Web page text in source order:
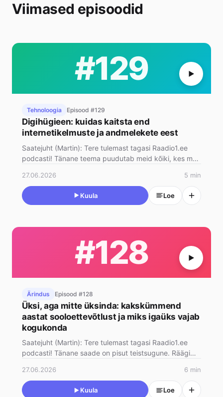
Viimased episoodid
#129
Tehnoloogia Episood #129
Digihügieen: kuidas kaitsta end
internetikelmuste ja andmelekete eest
Saatejuht (Martin): Tere tulemast tagasi Raadio1.ee
podcasti! Tänane teema puudutab meid kõiki, kes me
27.06.2026 5 min
Kuula Loe
#128
Ärindus Episood #128
Üksi, aga mitte üksinda: kakskümmend
aastat sooloettevõtlust ja miks igaüks vajab
kogukonda
Saatejuht (Martin): Tere tulemast tagasi Raadio1.ee
podcasti! Tänane saade on pisut teistsugune. Räägime
27.06.2026 6 min
Kuula Loe